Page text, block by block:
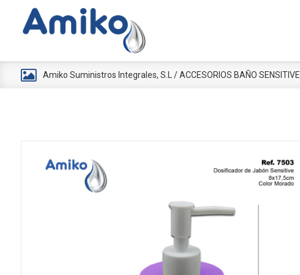
Amiko Suministros Integrales, S.L /ACCESORIOS BAÑO SENSITIVE